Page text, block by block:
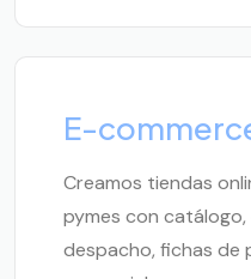
E-
Creamos tiendas
pymes con
despacho, fichas